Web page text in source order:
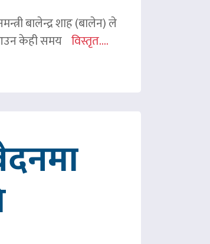
बालेन्द्र शाह (बालेन) ले
आउन केही समय विस्तृत....